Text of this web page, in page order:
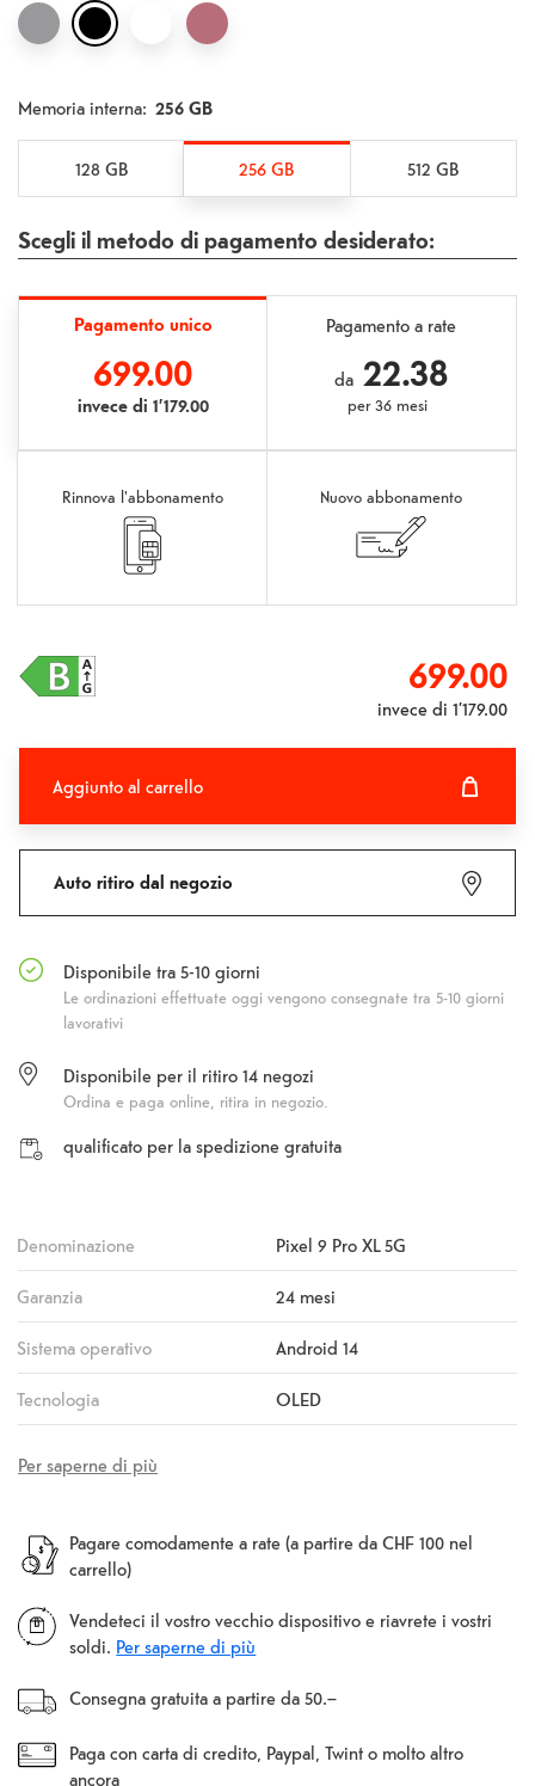
Memoria interna: 256 GB
128 GB 256 GB 512 GB
Scegli il metodo di pagamento desiderato:
Pagamento unico
699.00
invece di 1’179.00
Pagamento a rate
da 22.38
per36 mesi
Rinnova l'abbonamento Nuovo abbonamento
699.00
invece di 1’179.00
Aggiunto al carrello
Auto ritiro dal negozio
Disponibile tra 5-10 giorni
Le ordinazioni effettuate oggi vengono consegnate tra 5-10 giorni
lavorativi
Disponibile per il ritiro 14 negozi
Ordina e paga online, ritira in negozio.
qualificato per la spedizione gratuita
Denominazione Pixel 9 Pro XL 5G
Garanzia 24 mesi
Sistema operativo Android 14
Tecnologia OLED
Per saperne di più
Pagare comodamente a rate (a partire da CHF 100 nel
carrello)
Vendeteci il vostro vecchio dispositivo e riavrete i vostri
soldi. Per saperne di più
Consegna gratuita a partire da 50.–
Paga con carta di credito, Paypal, Twint o molto altro
ancora